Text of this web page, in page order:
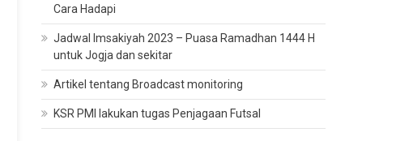
Cara Hadapi
Jadwal Imsakiyah 2023 – Puasa Ramadhan 1444 H
untuk Jogja dan sekitar
Artikel tentang Broadcast monitoring
KSR PMI lakukan tugas Penjagaan Futsal